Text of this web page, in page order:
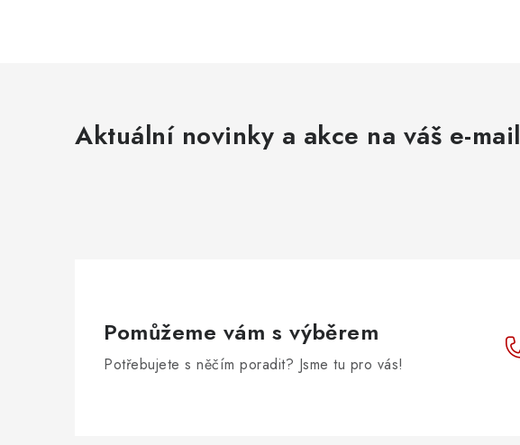
Aktuální novinky a akce na váš e-mail
Pomůžeme vám s výběrem
Potřebujete s něčím poradit? Jsme tu pro vás!